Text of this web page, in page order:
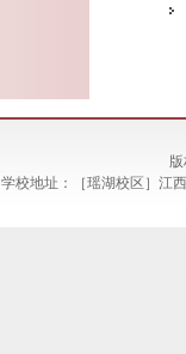
学校地址：［瑶湖校区］江